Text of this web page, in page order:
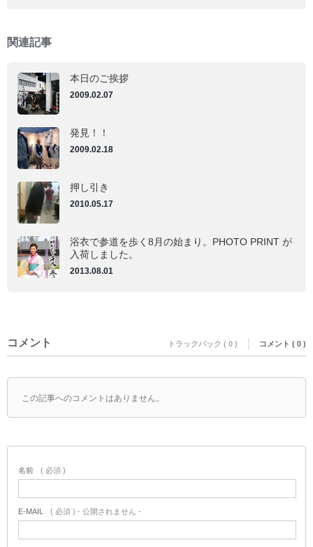
ン
ド
開
き
ま
す)
開
き
ま
す)
関連記事
本日のご挨拶
2009.02.07
発見！！
2009.02.18
押し引き
2010.05.17
浴衣で参道を歩く8月の始まり。PHOTO PRINT が
入荷しました。
2013.08.01
コメント トラックバック ( 0 ) コメント ( 0 )
この記事へのコメントはありません。
名前 ( 必須 )
E-MAIL ( 必須 ) - 公開されません -